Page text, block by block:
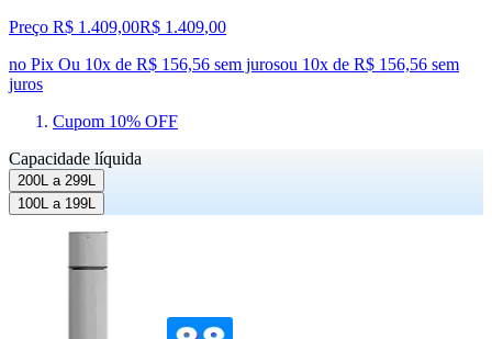
Preço R$ 1.409,00R$ 1.409,00
no Pix Ou 10x de R$ 156,56 sem jurosou 10x de R$ 156,56 sem
juros
Cupom 10% OFF
Capacidade líquida
200L a 299L
100L a 199L